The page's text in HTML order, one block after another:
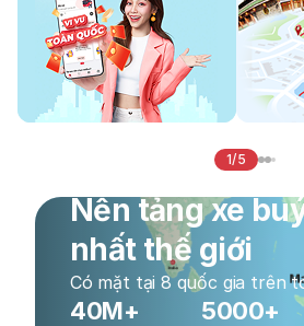
1/5
Nền tảng xe
nhất thế giới
Có mặt tại 8 quốc gia trên
40M+ 5000+